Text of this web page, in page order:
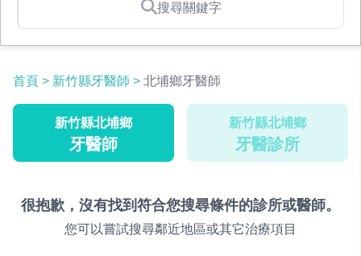
搜尋關鍵字
首頁 > 新竹縣牙醫師 > 北埔鄉牙醫師
新竹縣北埔鄉
牙醫師
新竹縣北埔鄉
牙醫診所
很抱歉，沒有找到符合您搜尋條件的診所或醫師。
您可以嘗試搜尋鄰近地區或其它治療項目